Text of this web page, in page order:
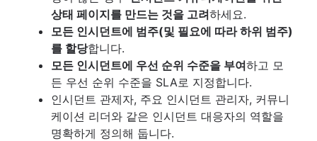
상태 페이지를 만드는 것을 고려하세요.
모든 인시던트에 범주(및 필요에 따라 하위 범주)
를 할당합니다.
모든 인시던트에 우선 순위 수준을 부여하고 모
든 우선 순위 수준을 SLA로 지정합니다.
인시던트 관제자, 주요 인시던트 관리자, 커뮤니
케이션 리더와 같은 인시던트 대응자의 역할을
명확하게 정의해 둡니다.